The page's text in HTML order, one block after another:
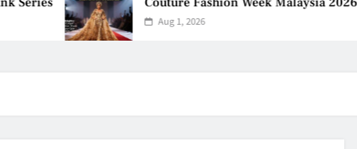
Aug 1, 2026